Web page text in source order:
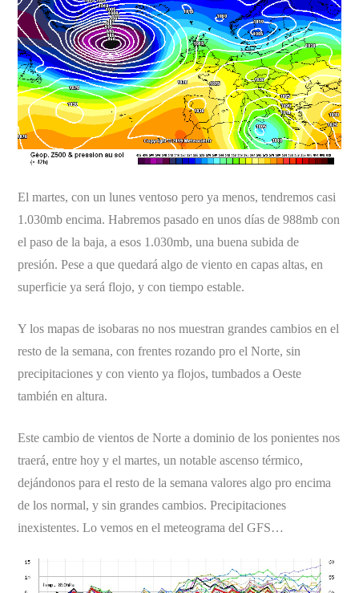
El martes, con un lunes ventoso pero ya menos, tendremos casi
1.030mb encima. Habremos pasado en unos días de 988mb con
el paso de la baja, a esos 1.030mb, una buena subida de
presión. Pese a que quedará algo de viento en capas altas, en
superficie ya será flojo, y con tiempo estable.
Y los mapas de isobaras no nos muestran grandes cambios en el
resto de la semana, con frentes rozando pro el Norte, sin
precipitaciones y con viento ya flojos, tumbados a Oeste
también en altura.
Este cambio de vientos de Norte a dominio de los ponientes nos
traerá, entre hoy y el martes, un notable ascenso térmico,
dejándonos para el resto de la semana valores algo pro encima
de los normal, y sin grandes cambios. Precipitaciones
inexistentes. Lo vemos en el meteograma del GFS…